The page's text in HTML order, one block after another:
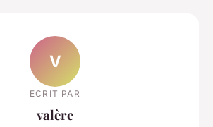
V
ECRIT PAR
valère